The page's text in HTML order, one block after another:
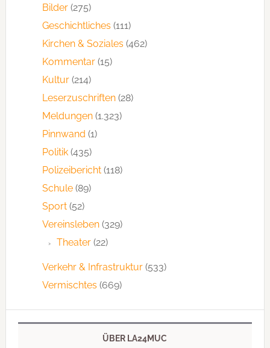
Bilder(275)
Geschichtliches (111)
Kirchen & Soziales (462)
Kommentar(15)
Kultur(214)
Leserzuschriften(28)
Meldungen(1.323)
Pinnwand (1)
Politik(435)
Polizeibericht(118)
Schule(89)
Sport(52)
Vereinsleben(329)
Theater(22)
Verkehr & Infrastruktur(533)
Vermischtes (669)
ÜBER LA24MUC